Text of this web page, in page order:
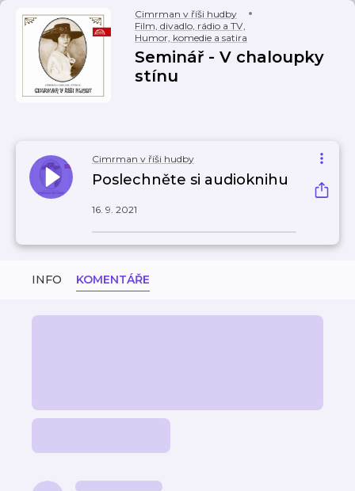
Cimrman v říši hudby
Film, divadlo, rádio a TV,
Humor, komedie a satira
Seminář - V chaloupky
stínu
Cimrman v říši hudby
Poslechněte si audioknihu
16. 9. 2021
INFO KOMENTÁŘE